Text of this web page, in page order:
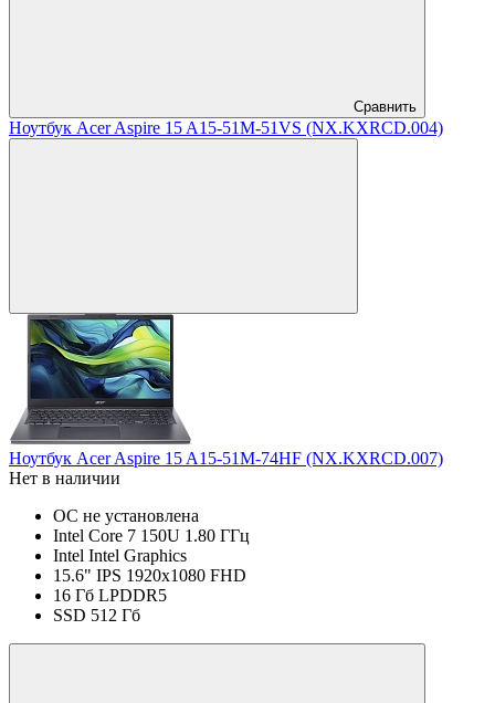
Сравнить
Ноутбук Acer Aspire 15 A15-51M-51VS (NX.KXRCD.004)
Ноутбук Acer Aspire 15 A15-51M-74HF (NX.KXRCD.007)
Нет в наличии
ОС не установлена
Intel Core 7 150U 1.80 ГГц
Intel Intel Graphics
15.6" IPS 1920x1080 FHD
16 Гб LPDDR5
SSD 512 Гб